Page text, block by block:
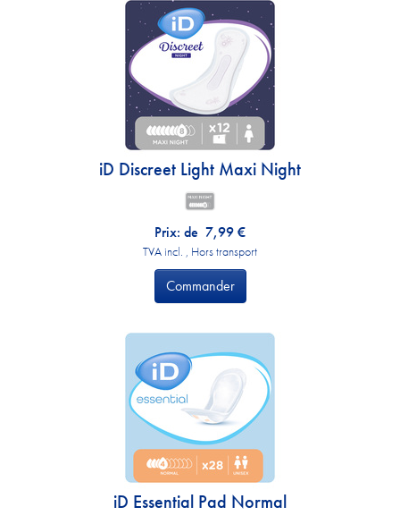
iD Discreet Light Maxi Night
Prix: de 7,99€
TVA incl. , Hors transport
Commander
iD Essential Pad Normal